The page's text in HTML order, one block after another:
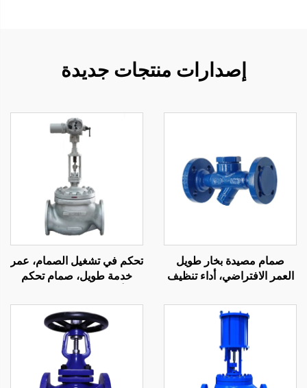
إصدارات منتجات جديدة
صمام مصيدة بخار طويل
العمر الافتراضي، أداء تنظيف
حرارية متينة
تحكم في تشغيل الصمام، عمر
خدمة طويل، صمام تحكم
البتروكيماويات